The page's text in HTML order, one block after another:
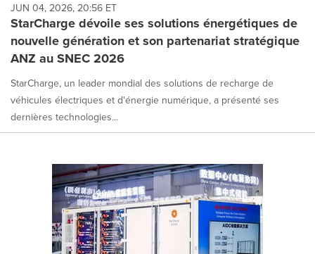
JUN 04, 2026, 20:56 ET
StarCharge dévoile ses solutions énergétiques de
nouvelle génération et son partenariat stratégique
ANZ au SNEC 2026
StarCharge, un leader mondial des solutions de recharge de
véhicules électriques et d'énergie numérique, a présenté ses
dernières technologies...